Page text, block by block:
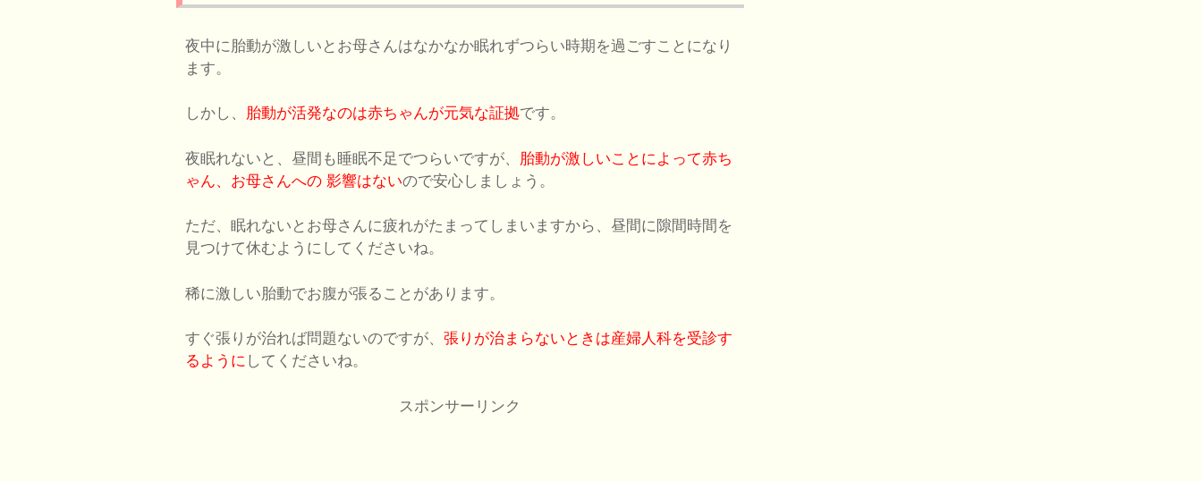
夜中に胎動が激しいとお母さんはなかなか眠れずつらい時期を過ごすことになり
ます。
しかし、 胎動が活発なのは赤ちゃんが元気な証拠です。
夜眠れないと、昼間も睡眠不足でつらいですが、
胎動が激しいことによって赤ち
ゃん、お母さんへの 影響はないので安心しましょう。
ただ、眠れないとお母さんに疲れがたまってしまいますから、昼間に隙間時間を
見つけて休むようにしてくださいね。
稀に激しい胎動でお腹が張ることがあります。
すぐ張りが治れば問題ないのですが、 張りが治まらないときは産婦人科を受診す
るように してくださいね。
スポンサーリンク